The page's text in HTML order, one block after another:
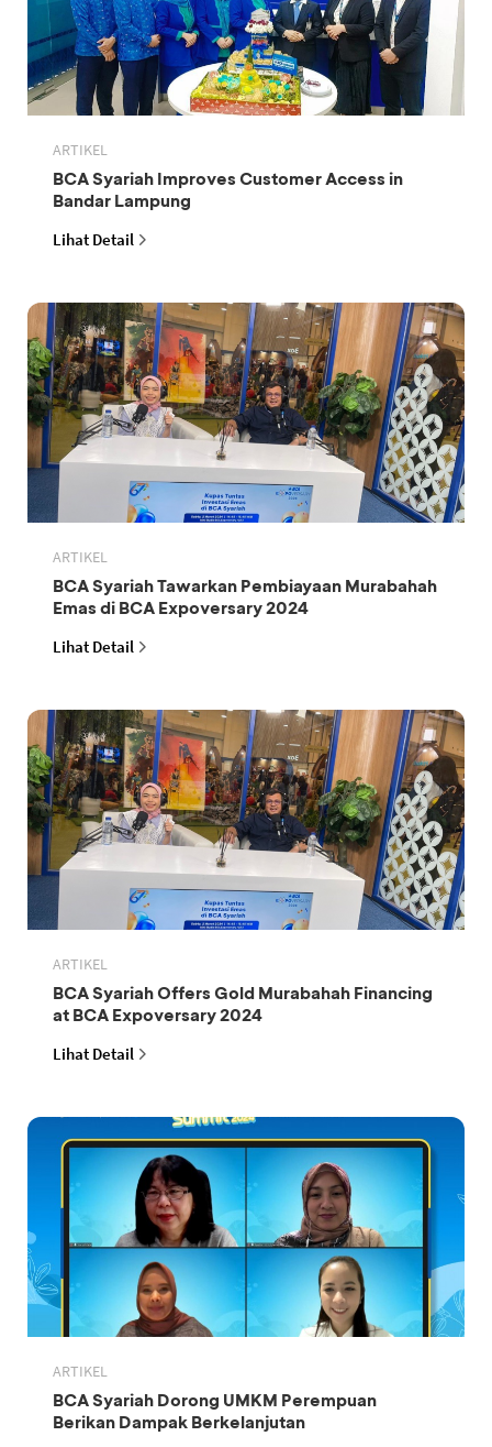
ARTIKEL
BCA Syariah Improves Customer Access in
Bandar Lampung
Lihat Detail
ARTIKEL
BCA Syariah Tawarkan Pembiayaan Murabahah
Emas di BCA Expoversary 2024
Lihat Detail
ARTIKEL
BCA Syariah Offers Gold Murabahah Financing
at BCA Expoversary 2024
Lihat Detail
ARTIKEL
BCA Syariah Dorong UMKM Perempuan
Berikan Dampak Berkelanjutan